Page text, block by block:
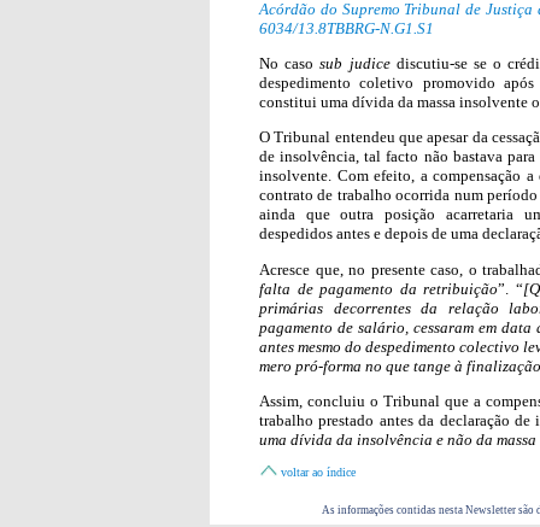
Acórdão do Supremo Tribunal de
6034/13.8TBBRG-N.G1.S1
No casosub judicediscutiu-se se o
despedimento coletivo promovido
constitui uma dívida da massa insolvente
O Tribunal entendeu que apesar da
de insolvência, tal facto não bastava para
insolvente. Com efeito, a compensação
contrato de trabalho ocorrida num
ainda que outra posição acarretaria
despedidos antes e depois de uma
Acresce que, no presente caso, o
falta de pagamento da retribuição”. “
primárias decorrentes da relação
pagamento de salário, cessaram em
antes mesmo do despedimento colectivo
mero pró-forma no que tange à
Assim, concluiu o Tribunal que a
trabalho prestado antes da declaração de
uma dívida da insolvência e não da
voltar ao índice
As informações contidas nesta Newsletter